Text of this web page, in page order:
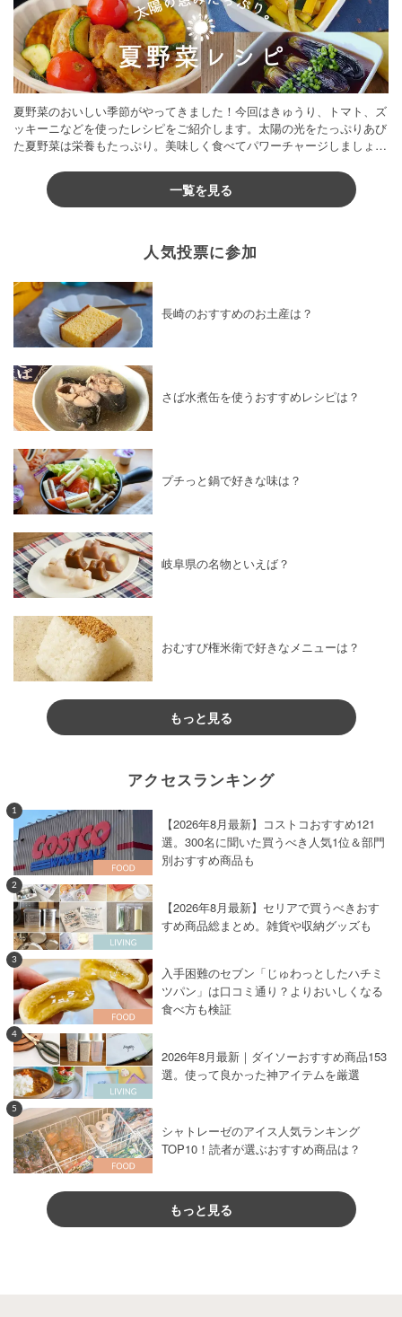
夏野菜のおいしい季節がやってきました！今回はきゅうり、トマト、ズ
ッキーニなどを使ったレシピをご紹介します。太陽の光をたっぷりあび
た夏野菜は栄養もたっぷり。美味しく食べてパワーチャージしましょう
一覧を見る
人気投票に参加
長崎のおすすめのお土産は？
さば水煮缶を使うおすすめレシピは？
プチっと鍋で好きな味は？
岐阜県の名物といえば？
おむすび権米衛で好きなメニューは？
もっと見る
アクセスランキング
1
【2026年8月最新】コストコおすすめ121
選。300名に聞いた買うべき人気1位＆部門
別おすすめ商品も
2
【2026年8月最新】セリアで買うべきおす
すめ商品総まとめ。雑貨や収納グッズも
3
入手困難のセブン「じゅわっとしたハチミ
ツパン」は口コミ通り？よりおいしくなる
食べ方も検証
4
2026年8月最新｜ダイソーおすすめ商品153
選。使って良かった神アイテムを厳選
5
シャトレーゼのアイス人気ランキング
TOP10！読者が選ぶおすすめ商品は？
もっと見る